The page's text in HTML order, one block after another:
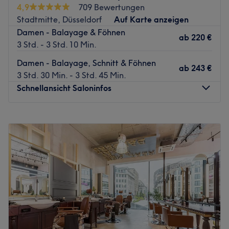
über Treatwell und zeig deiner Haut, wie sehr du sie
schätzt.
Zurück zur Salonansicht
4,9
709 Bewertungen
Stadtmitte, Düsseldorf
Auf Karte anzeigen
Damen - Balayage & Föhnen
3 Std. - 3 Std. 10 Min.
ab 220 €
Damen - Balayage, Schnitt & Föhnen
3 Std. 30 Min. - 3 Std. 45 Min.
ab 243 €
Schnellansicht Saloninfos
Dienstag
10:00 –20:00
Mittwoch
10:00–20:00
Donnerstag
10:00
20:00
Freitag
10:00–20:00
Samstag
10:00–20:00
Sonntag
Geschlossen
Wenn du auf der Suche nach tollen, langen Wimpern bist,
dann haben wir in Düsseldorf, Stadtmitte einen echten